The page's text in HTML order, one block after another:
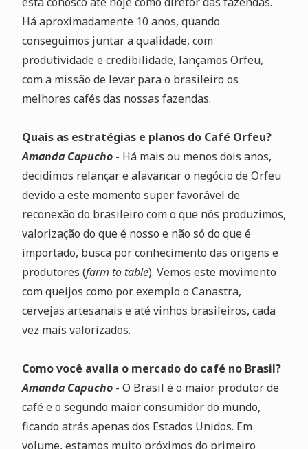
Há aproximadamente 10 anos, quando
conseguimos juntar a qualidade, com
produtividade e credibilidade, lançamos Orfeu,
com a missão de levar para o brasileiro os
melhores cafés das nossas fazendas.
Quais as estratégias e planos do Café Orfeu?
Amanda Capucho- Há mais ou menos dois anos,
decidimos relançar e alavancar o negócio de Orfeu
devido a este momento super favorável de
reconexão do brasileiro com o que nós produzimos,
valorização do que é nosso e não só do que é
importado, busca por conhecimento das origens e
produtores (farm to table). Vemos este movimento
com queijos como por exemplo o Canastra,
cervejas artesanais e até vinhos brasileiros, cada
vez mais valorizados.
Como você avalia o mercado do café no Brasil?
Amanda Capucho- O Brasil é o maior produtor de
café e o segundo maior consumidor do mundo,
ficando atrás apenas dos Estados Unidos. Em
volume, estamos muito próximos do primeiro